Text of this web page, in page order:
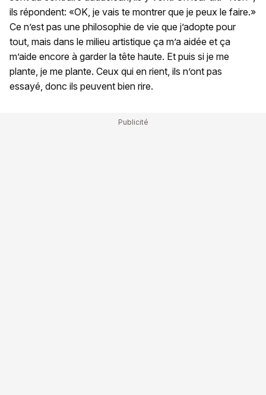
ils répondent: «OK, je vais te montrer que je peux le faire.»
Ce n’est pas une philosophie de vie que j’adopte pour
tout, mais dans le milieu artistique ça m’a aidée et ça
m’aide encore à garder la tête haute. Et puis si je me
plante, je me plante. Ceux qui en rient, ils n’ont pas
essayé, donc ils peuvent bien rire.